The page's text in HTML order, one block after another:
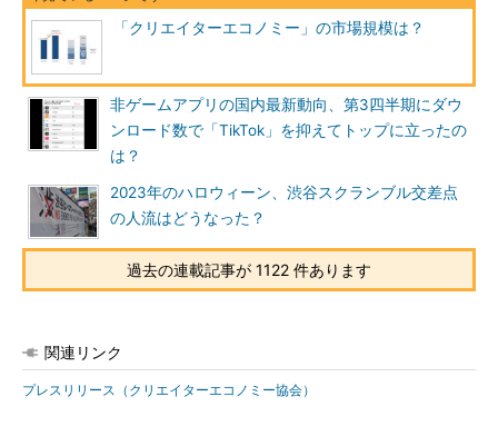
「クリエイターエコノミー」の市場規模は？
非ゲームアプリの国内最新動向、第3四半期にダウ
ンロード数で「TikTok」を抑えてトップに立ったの
は？
2023年のハロウィーン、渋谷スクランブル交差点
の人流はどうなった？
過去の連載記事が 1122 件あります
関連リンク
プレスリリース（クリエイターエコノミー協会）